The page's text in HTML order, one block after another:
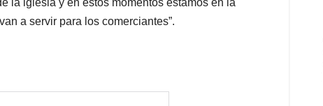
la iglesia y en estos momentos estamos en la
a servir para los comerciantes”.